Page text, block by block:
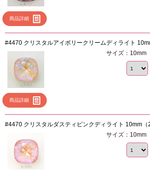
商品詳細
#4470 クリスタルアイボリークリームディライト
商品詳細
サイズ：10mm
#4470 クリスタルダスティピンクディライト 10mm（
サイズ：10mm